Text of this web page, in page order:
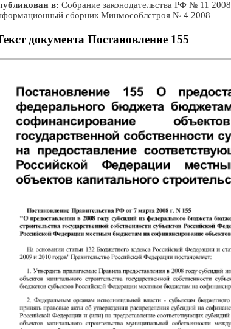
в: Собрание законодательства РФ № 11 2008
сборник Минмособлстроя № 4 2008
документа Постановление 155